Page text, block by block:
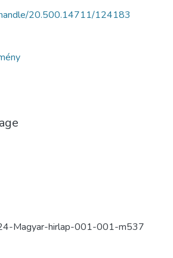
20.500.14711/124183
Magyar-hirlap-001-001-m537